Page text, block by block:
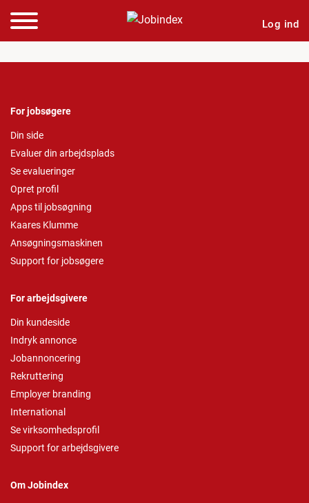
Log ind
For jobsøgere
Din side
Evaluer din arbejdsplads
Se evalueringer
Opret profil
Apps til jobsøgning
Kaares Klumme
Ansøgningsmaskinen
Support for jobsøgere
For arbejdsgivere
Din kundeside
Indryk annonce
Jobannoncering
Rekruttering
Employer branding
International
Se virksomhedsprofil
Support for arbejdsgivere
Om Jobindex